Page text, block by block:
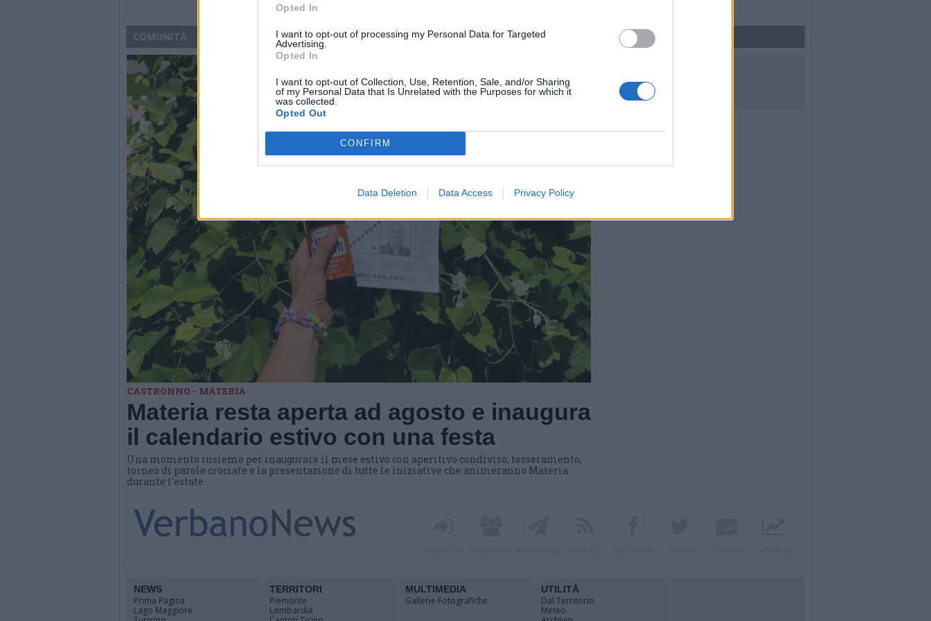
Opted In
I want to opt-out of processing my Personal Data for Targeted
Advertising.
Opted In
I want to opt-out of Collection, Use, Retention, Sale, and/or Sharing
of my Personal Data that Is Unrelated with the Purposes for which it
was collected.
Opted Out
CONFIRM
Data Deletion Data Access Privacy Policy
COMUNITÀ
CASTRONNO - MATERIA
Materia resta aperta ad agosto e inaugura
il calendario estivo con una festa
Una momento insieme per inaugurare il mese estivo con aperitivo condiviso, tesseramento,
torneo di parole crociate e la presentazione di tutte le iniziative che animeranno Materia
durante l'estate
NEWS
Prima Pagina
Lago Maggiore
TERRITORI
Piemonte
Lombardia
MULTIMEDIA
Gallerie Fotografiche
UTILITÀ
Dal Territorio
Meteo